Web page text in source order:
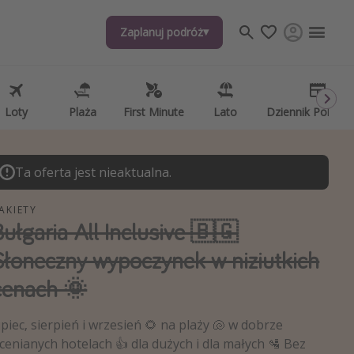
Zaplanuj podróż
Loty Plaża First Minute Lato Dziennik
Zaplanuj podróż
Loty Plaża First Minute Lato Dziennik
ciekawostki, porady podróżnicze
aplikacje podróżnicze
Ta oferta jest nieaktualna.
All Inclusive 🇧🇬
wypoczynek w niziutkich
🌞
sierpień i wrzesień 🌻 na plaży 🐚 w dobrze
hotelach 👍 dla dużych i dla małych 🛂 Bez